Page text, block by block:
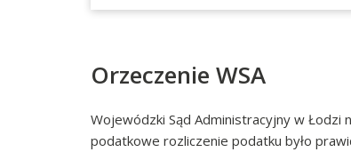
Orzeczenie WSA
Wojewódzki Sąd Administracyjny w Łodzi
podatkowe rozliczenie podatku było